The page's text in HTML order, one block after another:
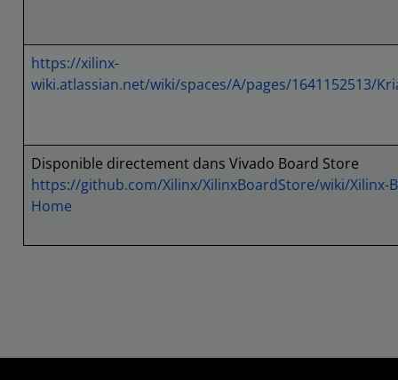
https://xilinx-
wiki.atlassian.net/wiki/spaces/A/pages/1641152513/
Disponible directement dans Vivado Board Store
https://github.com/Xilinx/XilinxBoardStore/wiki/Xilinx-
Home